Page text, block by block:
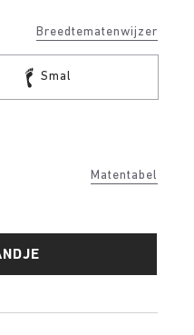
Breedtematenwijzer
Smal
Matentabel